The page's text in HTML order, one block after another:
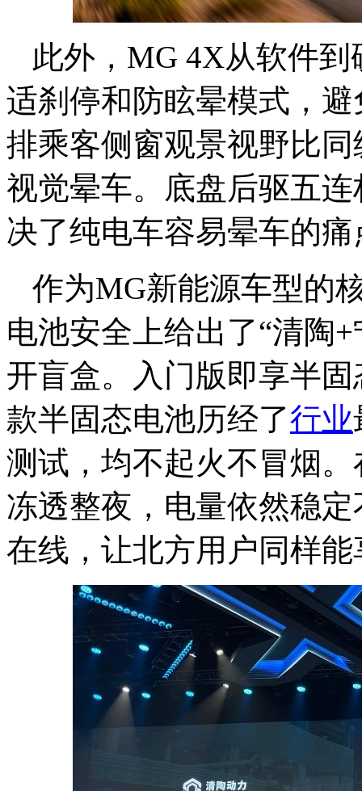
此外，MG 4X从软件
适刹停和防眩晕模式，
排乘客侧窗观景视野比
视觉晕车。底盘后驱五
决了纯电车容易晕车的痛
作为MG新能源车型的
电池安全上给出了“清陶
开盲盒。入门版即享半
款半固态电池历经了行业
测试，均不起火不冒烟
冻透整夜，电量依然稳
在线，让北方用户同样